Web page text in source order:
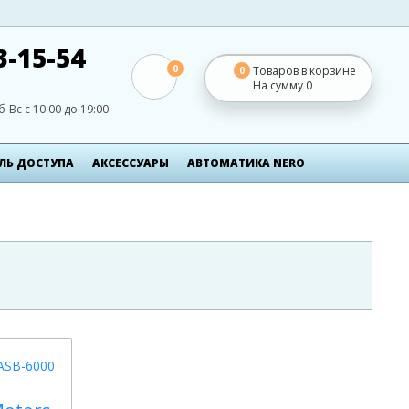
15-54
Вс с 10:00 до 19:00
0 0
Товаров в корзине
На сумму 0
ДОСТУПА АКСЕСCУАРЫ АВТОМАТИКА NERO